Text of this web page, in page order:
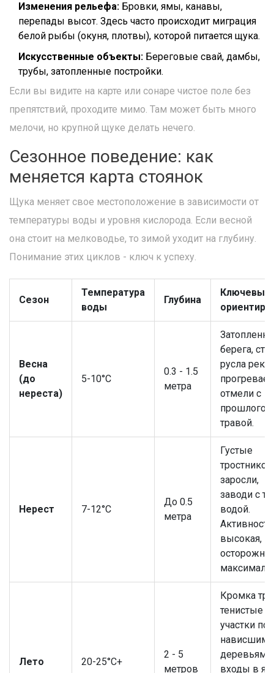
Изменения рельефа: Бровки, ямы, канавы,
перепады высот. Здесь часто происходит миграция
белой рыбы (окуня, плотвы), которой питается щука.
Искусственные объекты: Береговые свай, дамбы,
трубы, затопленные постройки.
Если вы видите на карте или сонаре чистое поле без
препятствий, проходите мимо. Там может быть много
мелочи, но крупной щуке делать нечего.
Сезонное поведение: как
меняется карта стоянок
Щука меняет свое местоположение в зависимости от
температуры воды и уровня кислорода. Если весной
она стоит на мелководье, то зимой уходит на глубину.
Понимание этих циклов - ключ к успеху.
Сезон
Температура
воды
Глубина
Ключевые
ориентиры
Весна
(до
нереста)
5-10°C
0.3 - 1.5
метра
берега,
русла рек,
отмели с
травой.
Нерест 7-12°C
До 0.5
метра
Густые
заросли,
заводи с
водой.
Активность
высокая,
Лето 20-25°C+
2 - 5
метров
Кромка
тенистые
участки под
нависшими
деревьями,
входы в